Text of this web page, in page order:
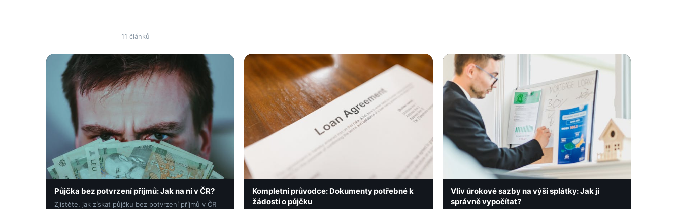
11 článků
Půjčka bez potvrzení příjmů: Jak na ni v ČR?
Zjistěte, jak získat půjčku bez potvrzení příjmů v ČR
Kompletní průvodce: Dokumenty potřebné k
žádosti o půjčku
Vliv úrokové sazby na výši splátky: Jak ji
správně vypočítat?